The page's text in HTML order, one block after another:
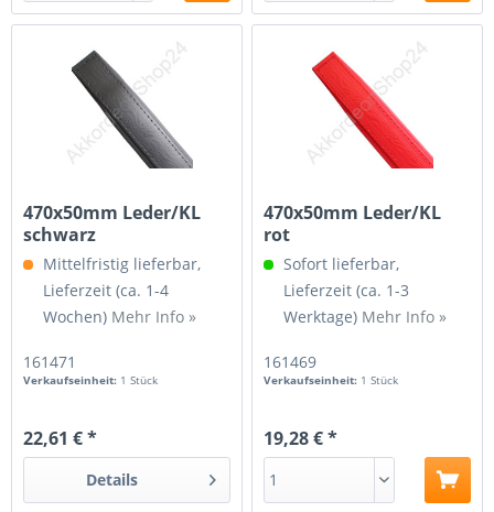
470x50mm Leder/KL
schwarz
Mittelfristig lieferbar,
Lieferzeit (ca. 1-4
Wochen) Mehr Info »
161471
Verkaufseinheit: 1 Stück
22,61 € *
Details
470x50mm Leder/KL
rot
Sofort lieferbar,
Lieferzeit (ca. 1-3
Werktage) Mehr Info »
161469
Verkaufseinheit: 1 Stück
19,28 € *